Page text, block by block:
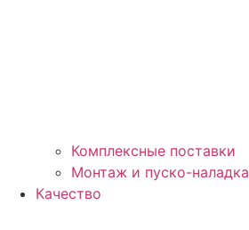
Комплексные поставки
Монтаж и пуско-наладка
Качество